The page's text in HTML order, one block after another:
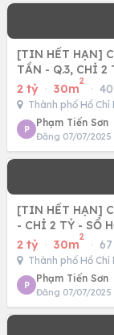
[TIN HẾT HẠN]
TẦN - Q.3, CHỈ 2
2 tỷ · 30m
2
·
Thành phố Hồ Chí
P
Phạm Tiến Sơn
Đăng 07/07/2025
[TIN HẾT HẠN]
- CHỈ 2 TỶ - SỔ
SÁU) - CƠ HỘI
2 tỷ · 30m
2
·
Thành phố Hồ Chí
P
Phạm Tiến Sơn
Đăng 07/07/2025